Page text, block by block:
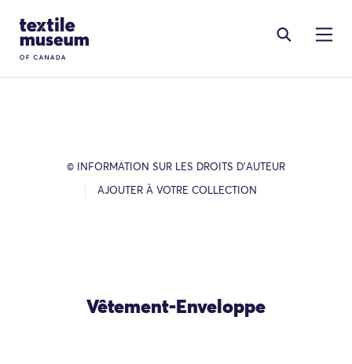
Site Logo
© INFORMATION SUR LES DROITS D’AUTEUR
AJOUTER À VOTRE COLLECTION
Vêtement-Enveloppe